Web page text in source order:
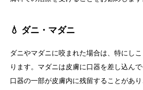
💧 ダニ・マダニ
ダニやマダニに咬まれた場合は、特にし
ります。マダニは皮膚に口器を差し込んで
口器の一部が皮膚内に残留することがあ